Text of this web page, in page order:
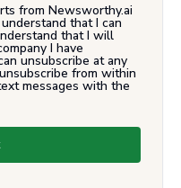
from Newsworthy.ai
that I can
that I will
I have
unsubscribe at any
from within
messages with the